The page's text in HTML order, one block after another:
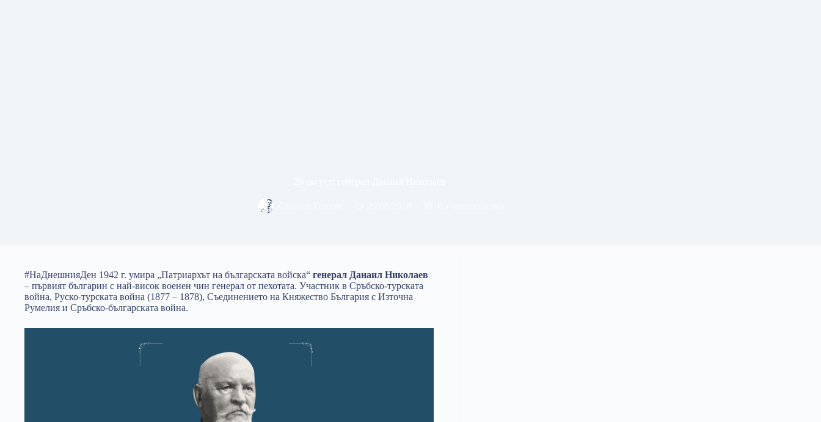
#НаДнешнияДен 1942 г. умира „Патриархът на българската войска“ генерал Данаил Николаев
– първият българин с най-висок военен чин генерал от пехотата. Участник в Сръбско-турската
война, Руско-турската война (1877 – 1878), Съединението на Княжество България с Източна
Румелия и Сръбско-българската война.